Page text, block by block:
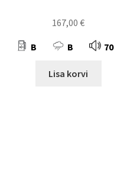
167,00€
B B 70
Lisa korvi